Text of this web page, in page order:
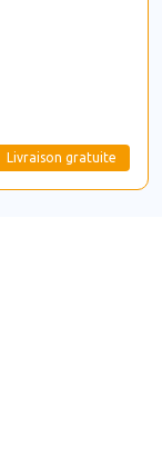
Livraison gratuite